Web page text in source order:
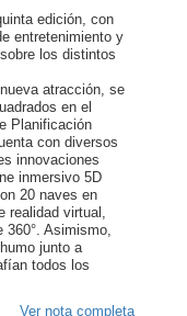
edición, con
entretenimiento y
los distintos
atracción, se
en el
Planificación
con diversos
innovaciones
inmersivo 5D
20 naves en
realidad virtual,
360°. Asimismo,
junto a
todos los
Ver nota completa